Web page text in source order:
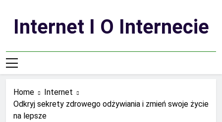
contentInternet I O Internecie
Home
Internet
Odkryj sekrety zdrowego odżywiania i zmień swoje życie
na lepsze